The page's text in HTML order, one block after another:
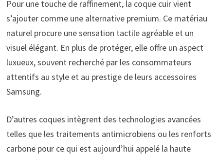
Pour une touche de raffinement, la coque cuir vient
s’ajouter comme une alternative premium. Ce matériau
naturel procure une sensation tactile agréable et un
visuel élégant. En plus de protéger, elle offre un aspect
luxueux, souvent recherché par les consommateurs
attentifs au style et au prestige de leurs accessoires
Samsung.
D’autres coques intègrent des technologies avancées
telles que les traitements antimicrobiens ou les renforts
carbone pour ce qui est aujourd’hui appelé la haute